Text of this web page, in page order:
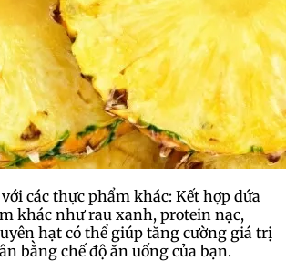
các thực phẩm khác: Kết hợp dứa
khác như rau xanh, protein nạc,
hạt có thể giúp tăng cường giá trị
bằng chế độ ăn uống của bạn.